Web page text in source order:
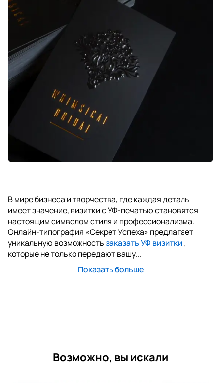
В мире бизнеса и творчества, где каждая деталь
имеет значение, визитки с УФ-печатью становятся
настоящим символом стиля и профессионализма.
Онлайн-типография «Секрет Успеха» предлагает
уникальную возможностьзаказать УФ визитки,
которые не только передают вашу...
Показать больше
Возможно, вы искали